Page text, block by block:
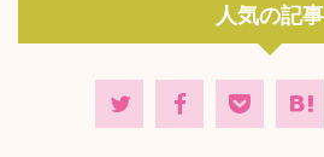
人気の記事